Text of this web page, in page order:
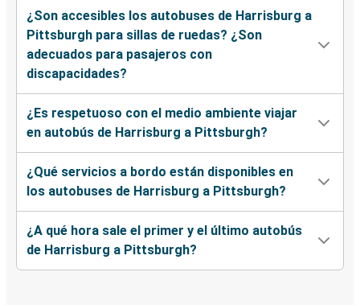
¿Son accesibles los autobuses de Harrisburg a
Pittsburgh para sillas de ruedas? ¿Son
adecuados para pasajeros con
discapacidades?
¿Es respetuoso con el medio ambiente viajar
en autobús de Harrisburg a Pittsburgh?
¿Qué servicios a bordo están disponibles en
los autobuses de Harrisburg a Pittsburgh?
¿A qué hora sale el primer y el último autobús
de Harrisburg a Pittsburgh?